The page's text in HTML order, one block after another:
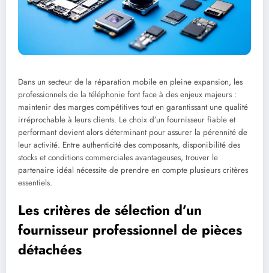
Dans un secteur de la réparation mobile en pleine expansion, les
professionnels de la téléphonie font face à des enjeux majeurs :
maintenir des marges compétitives tout en garantissant une qualité
irréprochable à leurs clients. Le choix d’un fournisseur fiable et
performant devient alors déterminant pour assurer la pérennité de
leur activité. Entre authenticité des composants, disponibilité des
stocks et conditions commerciales avantageuses, trouver le
partenaire idéal nécessite de prendre en compte plusieurs critères
essentiels.
Les critères de sélection d’un
fournisseur professionnel de pièces
détachées